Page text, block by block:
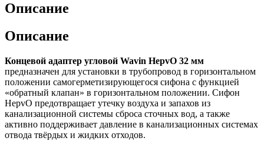
Описание
Описание
Концевой адаптер угловой Wavin HepvO 32 мм
предназначен для установки в трубопровод в горизонтальном
положении самогерметизирующегося сифона с функцией
«обратный клапан» в горизонтальном положении. Сифон
HepvO предотвращает утечку воздуха и запахов из
канализационной системы сброса сточных вод, а также
активно поддерживает давление в канализационных системах
отвода твёрдых и жидких отходов.